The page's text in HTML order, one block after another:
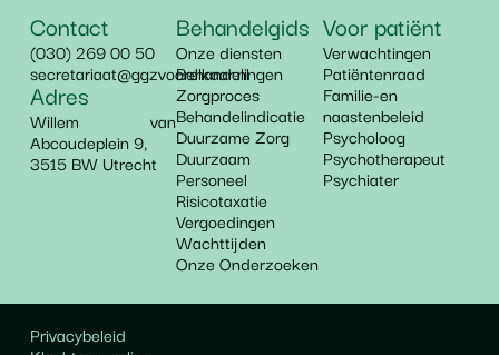
Contact
(030) 269 00 50
secretariaat@ggzvoorelkaar.nl
Adres
Willem van
Abcoudeplein 9,
3515 BW Utrecht
Behandelgids
Onze diensten
Behandelingen
Zorgproces
Behandelindicatie
Duurzame Zorg
Duurzaam
Personeel
Risicotaxatie
Vergoedingen
Wachttijden
Onze Onderzoeken
Voor patiënt
Verwachtingen
Patiëntenraad
Familie-en
naastenbeleid
Psycholoog
Psychotherapeut
Psychiater
Privacybeleid